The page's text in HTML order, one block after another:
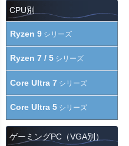
CPU別
Ryzen 9 シリーズ
Ryzen 7 / 5 シリーズ
Core Ultra 7 シリーズ
Core Ultra 5 シリーズ
ゲーミングPC（VGA別）